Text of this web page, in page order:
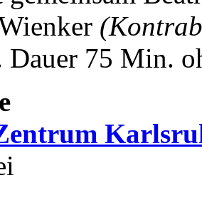
Dauer 75 Min.